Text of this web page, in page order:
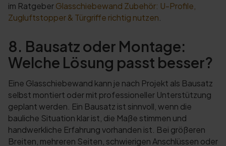
im RatgeberGlasschiebewand Zubehör: U-Profile,
Zugluftstopper & Türgriffe richtig nutzen
8. Bausatz oder Montage:
Welche Lösung passt besser?
Eine Glasschiebewand kann je nach Projekt als Bausatz
selbst montiert oder mit professioneller Unterstützung
geplant werden. Ein Bausatz ist sinnvoll, wenn die
bauliche Situation klar ist, die Maße stimmen und
handwerkliche Erfahrung vorhanden ist. Bei größeren
Breiten, mehreren Seiten, schwierigen Anschlüssen oder